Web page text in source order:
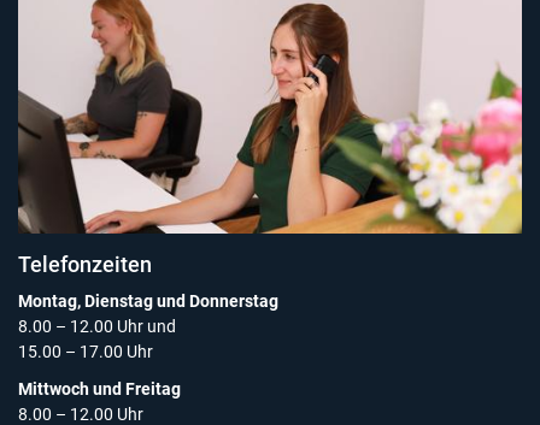
Telefonzeiten
Montag, Dienstag und Donnerstag
8.00 – 12.00 Uhr und
15.00 – 17.00 Uhr
Mittwoch und Freitag
8.00 – 12.00 Uhr